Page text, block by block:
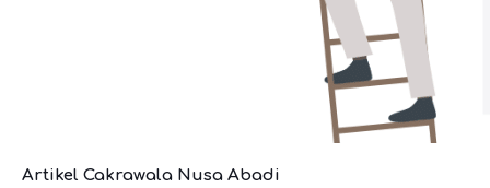
Artikel Cakrawala Nusa Abadi